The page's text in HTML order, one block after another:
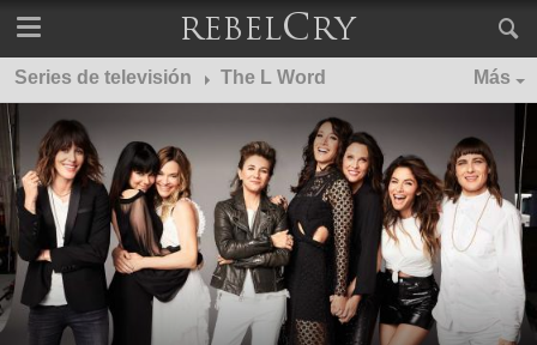
Series de televisión The L Word Más